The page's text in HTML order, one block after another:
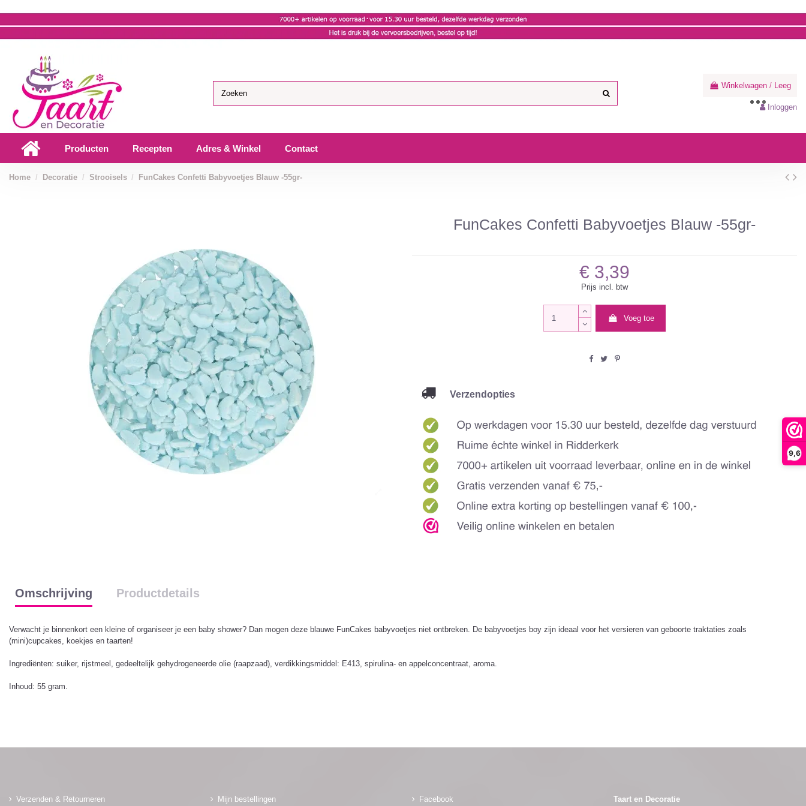
9,6
Winkelwagen / Leeg
Inloggen
Producten Recepten Adres & Winkel Contact
Home Decoratie Strooisels FunCakes Confetti Babyvoetjes Blauw -55gr-
FunCakes Confetti Babyvoetjes Blauw -55gr-
€ 3,39
Prijs incl. btw
Voeg toe
Verzendopties
Omschrijving Productdetails
Verwacht je binnenkort een kleine of organiseer je een baby shower? Dan mogen deze blauwe FunCakes babyvoetjes niet ontbreken. De babyvoetjes boy zijn ideaal voor het versieren van geboorte traktaties zoals
(mini)cupcakes, koekjes en taarten!
Ingrediënten: suiker, rijstmeel, gedeeltelijk gehydrogeneerde olie (raapzaad), verdikkingsmiddel: E413, spirulina- en appelconcentraat, aroma.
Inhoud: 55 gram.
Verzenden & Retourneren Mijn bestellingen Facebook Taart en Decoratie